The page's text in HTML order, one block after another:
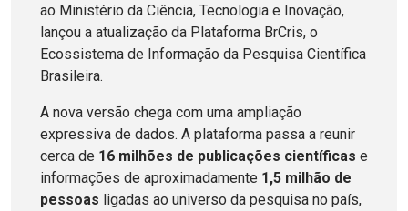
ao Ministério da Ciência, Tecnologia e Inovação,
lançou a atualização da Plataforma BrCris, o
Ecossistema de Informação da Pesquisa Científica
Brasileira.
A nova versão chega com uma ampliação
expressiva de dados. A plataforma passa a reunir
cerca de 16 milhões de publicações científicas e
informações de aproximadamente 1,5 milhão de
pessoas ligadas ao universo da pesquisa no país,